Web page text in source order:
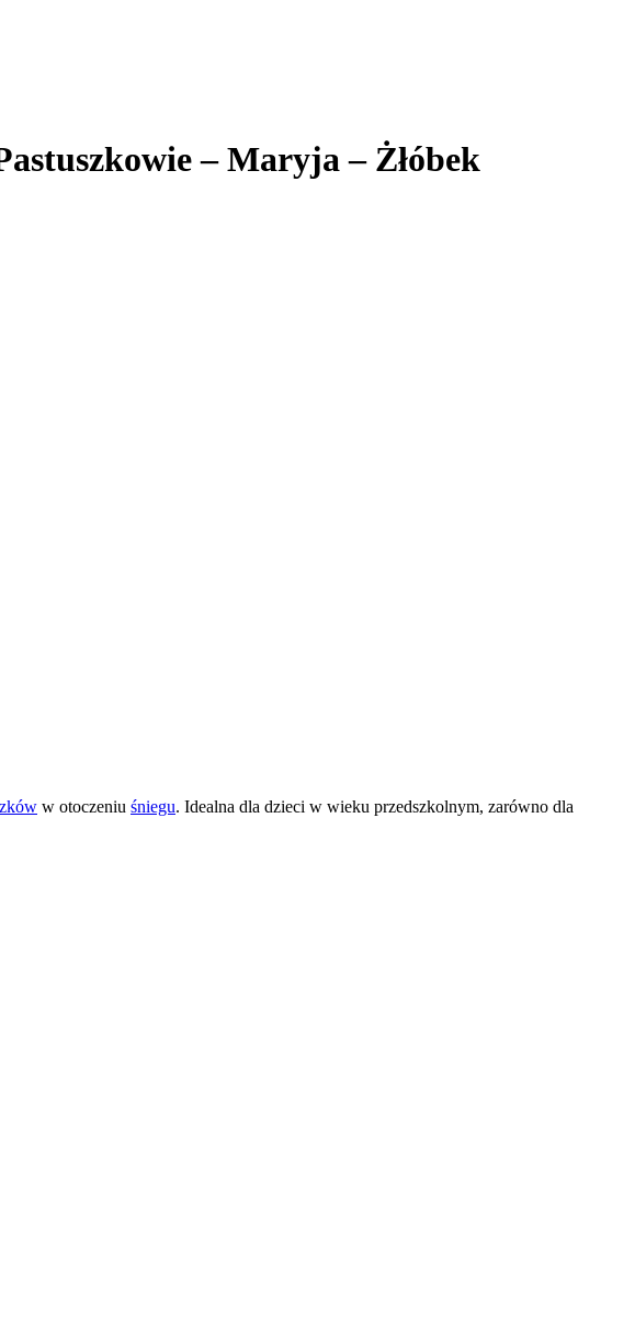
– Maryja – Żłóbek
w otoczeniu śniegu. Idealna dla dzieci w wieku przedszkolnym, zarówno dla